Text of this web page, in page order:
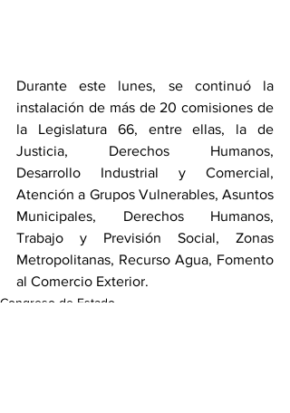
Durante este lunes, se continuó la
instalación de más de 20 comisiones de
la Legislatura 66, entre ellas, la de
Justicia, Derechos Humanos,
Desarrollo Industrial y Comercial,
Atención a Grupos Vulnerables, Asuntos
Municipales, Derechos Humanos,
Trabajo y Previsión Social, Zonas
Metropolitanas, Recurso Agua, Fomento
al Comercio Exterior.
Congreso de Estado